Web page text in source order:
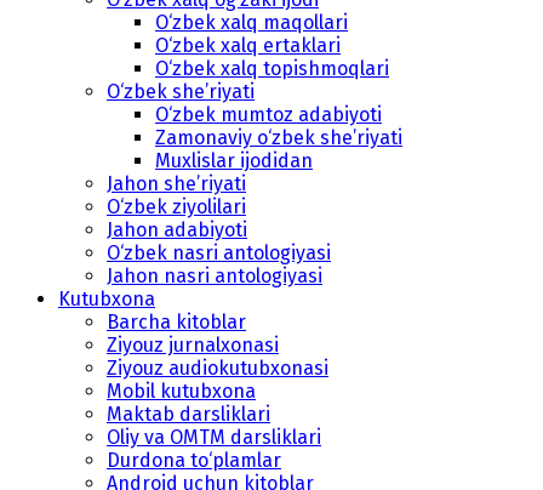
O‘zbek xalq maqollari
O‘zbek xalq ertaklari
O‘zbek xalq topishmoqlari
O‘zbek she’riyati
O‘zbek mumtoz adabiyoti
Zamonaviy o‘zbek she’riyati
Muxlislar ijodidan
Jahon she’riyati
O‘zbek ziyolilari
Jahon adabiyoti
O‘zbek nasri antologiyasi
Jahon nasri antologiyasi
Kutubxona
Barcha kitoblar
Ziyouz jurnalxonasi
Ziyouz audiokutubxonasi
Mobil kutubxona
Maktab darsliklari
Oliy va OMTM darsliklari
Durdona to‘plamlar
Android uchun kitoblar